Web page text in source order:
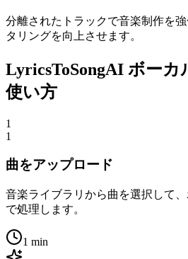
分離されたトラックで音楽制作を
タリングを向上させます。
LyricsToSongAI ボー
使い方
1
1
曲をアップロード
音楽ライブラリから曲を選択して
で処理します。
1 min